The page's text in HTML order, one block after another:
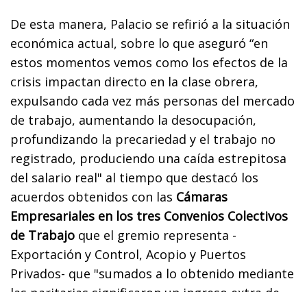
De esta manera, Palacio se refirió a la situación
económica actual, sobre lo que aseguró “en
estos momentos vemos como los efectos de la
crisis impactan directo en la clase obrera,
expulsando cada vez más personas del mercado
de trabajo, aumentando la desocupación,
profundizando la precariedad y el trabajo no
registrado, produciendo una caída estrepitosa
del salario real" al tiempo que destacó los
acuerdos obtenidos con las Cámaras
Empresariales en los tres Convenios Colectivos
de Trabajo que el gremio representa -
Exportación y Control, Acopio y Puertos
Privados- que "sumados a lo obtenido mediante